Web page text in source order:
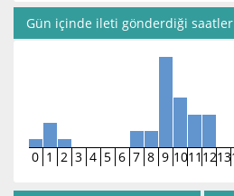
Gün içinde ileti gönderdiği saatler
0 1 2 3 4 5 6 7 8 9 1011 1213